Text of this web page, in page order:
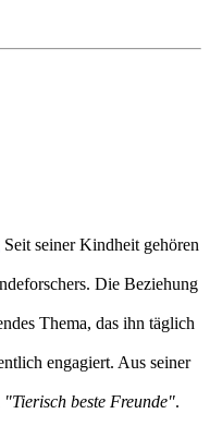
Seit seiner Kindheit gehören
Die Beziehung
Thema, das ihn täglich
engagiert. Aus seiner
"Tierisch beste Freunde".